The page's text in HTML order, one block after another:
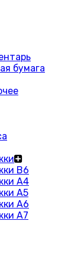
бумага
В6
A4
А5
А6
А7